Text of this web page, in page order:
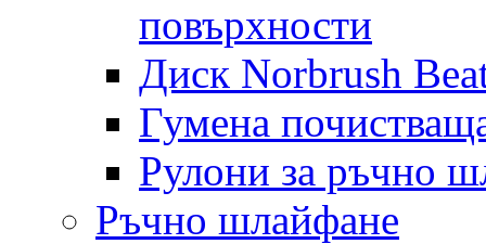
повърхности
Диск Norbrush
Гумена
Рулони за ръчно
Ръчно шлайфане